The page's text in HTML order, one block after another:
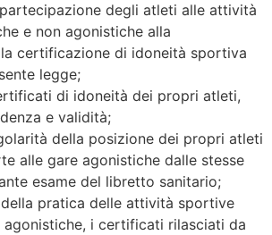
degli atleti alle attività
e non agonistiche alla
certificazione di idoneità sportiva
legge;
di idoneità dei propri atleti,
e validità;
della posizione dei propri atleti
alle gare agonistiche dalle stesse
esame del libretto sanitario;
pratica delle attività sportive
agonistiche, i certificati rilasciati da